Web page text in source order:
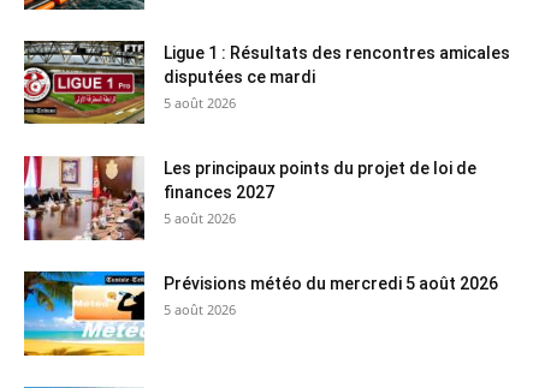
Ligue 1 : Résultats des rencontres amicales
disputées ce mardi
5 août 2026
Les principaux points du projet de loi de
finances 2027
5 août 2026
Prévisions météo du mercredi 5 août 2026
5 août 2026